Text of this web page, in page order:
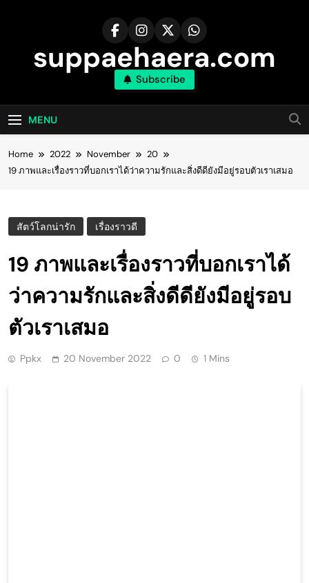
suppaehaera.com
Subscribe
MENU
Home 2022 November
20
19 ภาพและเรื่องราวที่บอกเราได้ว่าความรักและสิ่งดีดียังมีอยู่รอบตัวเราเสมอ
สัตว์โลกน่ารัก เรื่องราวดี
19 ภาพและเรื่องราวที่บอกเราได้
ว่าความรักและสิ่งดีดียังมีอยู่รอบ
ตัวเราเสมอ
Ppkx 20 November 2022 0 1 Mins